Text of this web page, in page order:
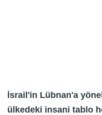
İsrail'in Lübnan'a
ülkedeki insani tablo